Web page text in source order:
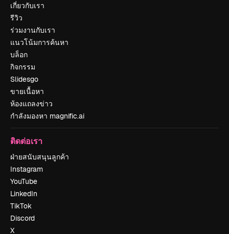
เกี่ยวกับเรา
รีวิว
ร่วมงานกับเรา
แนวโน้มการค้นหา
บล็อก
กิจกรรม
Slidesgo
ขายเนื้อหา
ห้องแถลงข่าว
กำลังมองหา magnific.ai
ติดต่อเรา
ฝ่ายสนับสนุนลูกค้า
Instagram
YouTube
LinkedIn
TikTok
Discord
X